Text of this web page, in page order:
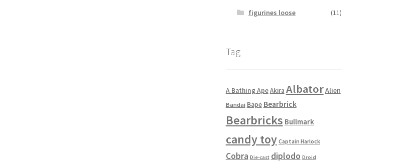
figurines loose
(11)
Tag
A Bathing Ape Akira AlbatorAlien
Bandai Bape Bearbrick
Bearbricks Bullmark
candy toy Captain Harlock
Cobra Die-cast diplodo Droid